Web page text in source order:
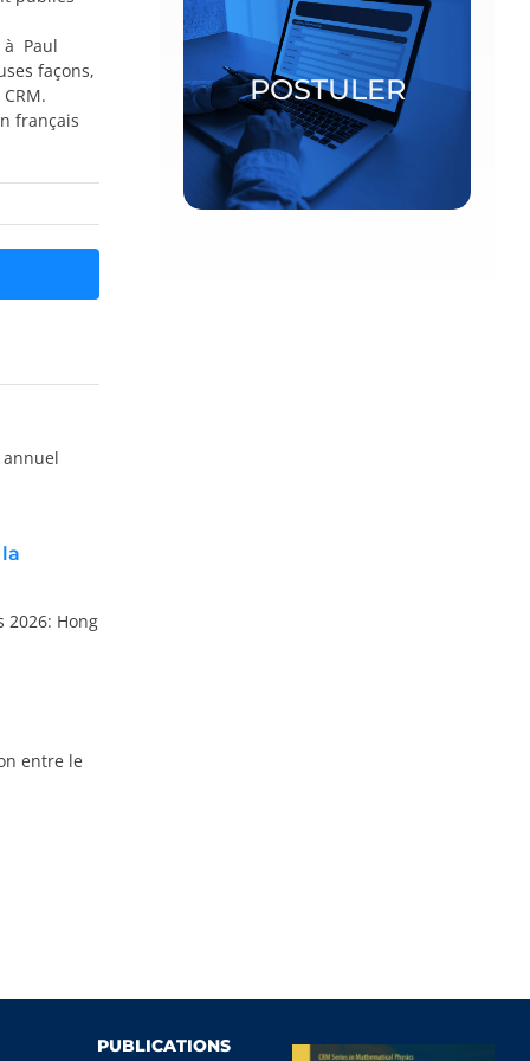
à Paul
façons,
français
2026: Hong
entre le
POSTULER
Bourses postdoctorales et
chercheurs invités
POSTULER
PUBLICATIONS